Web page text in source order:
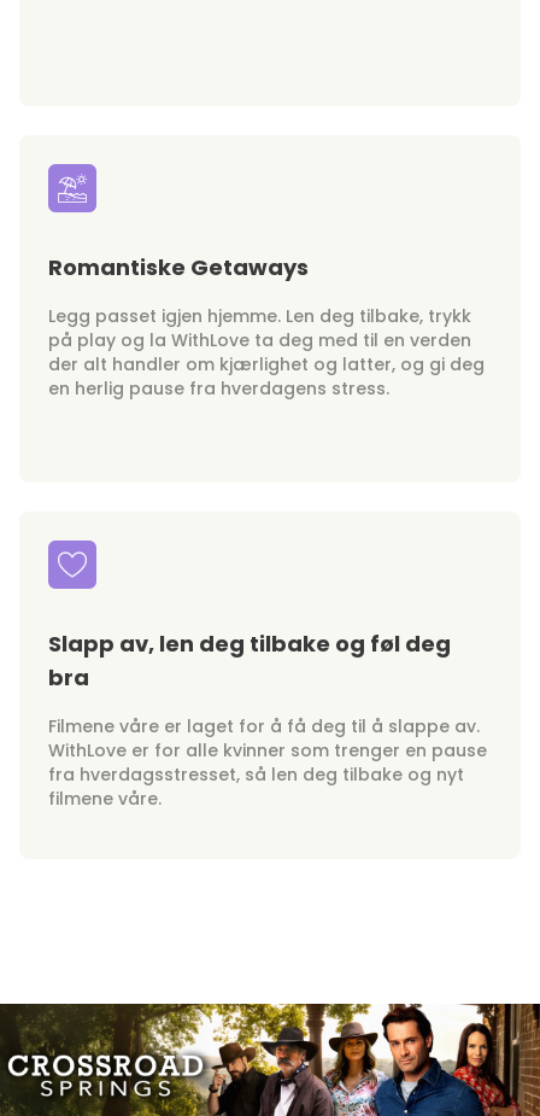
Romantiske Getaways
Legg passet igjen hjemme. Len deg tilbake, trykk
på play og la WithLove ta deg med til en verden
der alt handler om kjærlighet og latter, og gi deg
en herlig pause fra hverdagens stress.
Slapp av, len deg tilbake og føl deg
bra
Filmene våre er laget for å få deg til å slappe av.
WithLove er for alle kvinner som trenger en pause
fra hverdagsstresset, så len deg tilbake og nyt
filmene våre.